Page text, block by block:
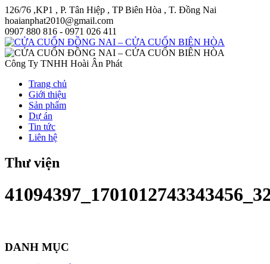
126/76 ,KP1 , P. Tân Hiệp , TP Biên Hòa , T. Đồng Nai
hoaianphat2010@gmail.com
0907 880 816 - 0971 026 411
Công Ty TNHH Hoài Ân Phát
Trang chủ
Giới thiệu
Sản phẩm
Dự án
Tin tức
Liên hệ
Thư viện
DANH MỤC